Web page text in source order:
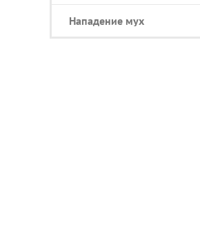
Нападение мух